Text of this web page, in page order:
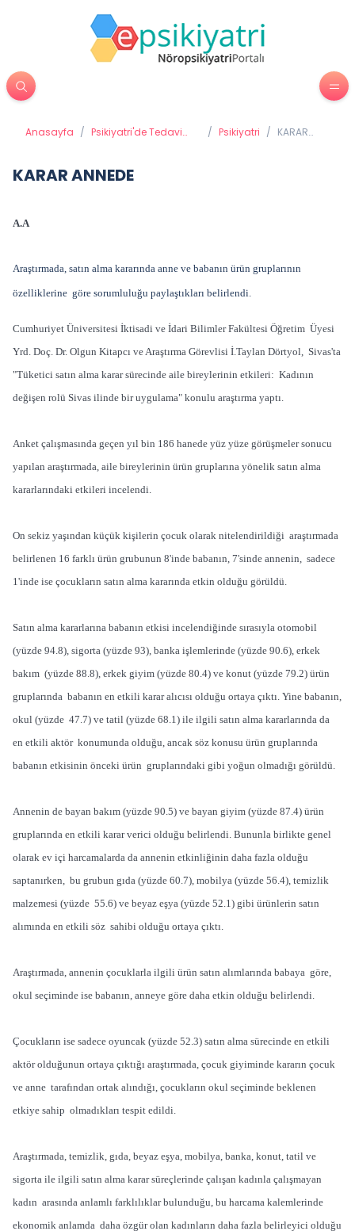
Anasayfa / Psikiyatri'de Tedavi
/ Psikiyatri / KARAR
KARAR ANNEDE
A.A
Araştırmada, satın alma kararında anne ve babanın ürün gruplarının
özelliklerine göre sorumluluğu paylaştıkları belirlendi.
Cumhuriyet Üniversitesi İktisadi ve İdari Bilimler Fakültesi Öğretim Üyesi
Yrd. Doç. Dr. Olgun Kitapcı ve Araştırma Görevlisi İ.Taylan Dörtyol, Sivas'ta
"Tüketici satın alma karar sürecinde aile bireylerinin etkileri: Kadının
değişen rolü Sivas ilinde bir uygulama" konulu araştırma yaptı.
Anket çalışmasında geçen yıl bin 186 hanede yüz yüze görüşmeler sonucu
yapılan araştırmada, aile bireylerinin ürün gruplarına yönelik satın alma
kararlarındaki etkileri incelendi.
On sekiz yaşından küçük kişilerin çocuk olarak nitelendirildiği araştırmada
belirlenen 16 farklı ürün grubunun 8'inde babanın, 7'sinde annenin, sadece
1'inde ise çocukların satın alma kararında etkin olduğu görüldü.
Satın alma kararlarına babanın etkisi incelendiğinde sırasıyla otomobil
(yüzde 94.8), sigorta (yüzde 93), banka işlemlerinde (yüzde 90.6), erkek
bakım (yüzde 88.8), erkek giyim (yüzde 80.4) ve konut (yüzde 79.2) ürün
gruplarında babanın en etkili karar alıcısı olduğu ortaya çıktı. Yine babanın,
okul (yüzde 47.7) ve tatil (yüzde 68.1) ile ilgili satın alma kararlarında da
en etkili aktör konumunda olduğu, ancak söz konusu ürün gruplarında
babanın etkisinin önceki ürün gruplarındaki gibi yoğun olmadığı görüldü.
Annenin de bayan bakım (yüzde 90.5) ve bayan giyim (yüzde 87.4) ürün
gruplarında en etkili karar verici olduğu belirlendi. Bununla birlikte genel
olarak ev içi harcamalarda da annenin etkinliğinin daha fazla olduğu
saptanırken, bu grubun gıda (yüzde 60.7), mobilya (yüzde 56.4), temizlik
malzemesi (yüzde 55.6) ve beyaz eşya (yüzde 52.1) gibi ürünlerin satın
alımında en etkili söz sahibi olduğu ortaya çıktı.
Araştırmada, annenin çocuklarla ilgili ürün satın alımlarında babaya göre,
okul seçiminde ise babanın, anneye göre daha etkin olduğu belirlendi.
Çocukların ise sadece oyuncak (yüzde 52.3) satın alma sürecinde en etkili
aktör olduğunun ortaya çıktığı araştırmada, çocuk giyiminde kararın çocuk
ve anne tarafından ortak alındığı, çocukların okul seçiminde beklenen
etkiye sahip olmadıkları tespit edildi.
Araştırmada, temizlik, gıda, beyaz eşya, mobilya, banka, konut, tatil ve
sigorta ile ilgili satın alma karar süreçlerinde çalışan kadınla çalışmayan
kadın arasında anlamlı farklılıklar bulunduğu, bu harcama kalemlerinde
ekonomik anlamda daha özgür olan kadınların daha fazla belirleyici olduğu